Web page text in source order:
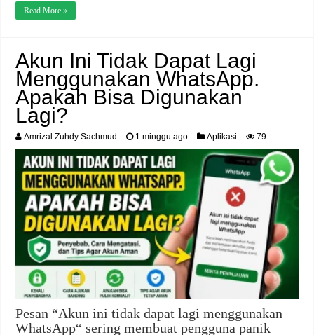
Read More »
Akun Ini Tidak Dapat Lagi
Menggunakan WhatsApp.
Apakah Bisa Digunakan
Lagi?
Amrizal Zuhdy Sachmud 1 minggu ago Aplikasi 79
Pesan “Akun ini tidak dapat lagi menggunakan
WhatsApp“ sering membuat pengguna panik